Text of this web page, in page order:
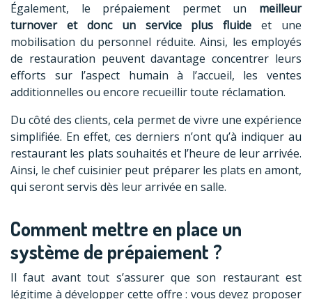
Également, le prépaiement permet un meilleur
turnover et donc un service plus fluide et une
mobilisation du personnel réduite. Ainsi, les employés
de restauration peuvent davantage concentrer leurs
efforts sur l’aspect humain à l’accueil, les ventes
additionnelles ou encore recueillir toute réclamation.
Du côté des clients, cela permet de vivre une expérience
simplifiée. En effet, ces derniers n’ont qu’à indiquer au
restaurant les plats souhaités et l’heure de leur arrivée.
Ainsi, le chef cuisinier peut préparer les plats en amont,
qui seront servis dès leur arrivée en salle.
Comment mettre en place un
système de prépaiement ?
Il faut avant tout s’assurer que son restaurant est
légitime à développer cette offre : vous devez proposer